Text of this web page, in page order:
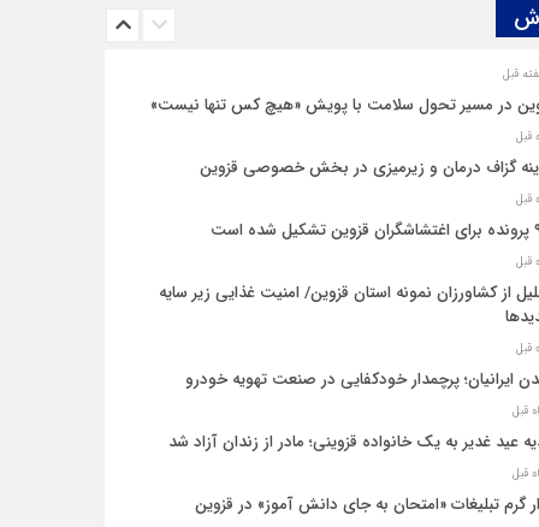
در مسیر تحول سلامت با پویش «هیچ‌ کس تنها نیست»
گزاف درمان و زیرمیزی در بخش خصوصی قزوین
است
از کشاورزان نمونه استان قزوین/ امنیت غذایی زیر سایه
ایرانیان؛ پرچمدار خودکفایی در صنعت تهویه خودرو
عید غدیر به یک خانواده قزوینی؛ مادر از زندان آزاد شد
گرم تبلیغات «امتحان به جای دانش‌ آموز» در قزوین